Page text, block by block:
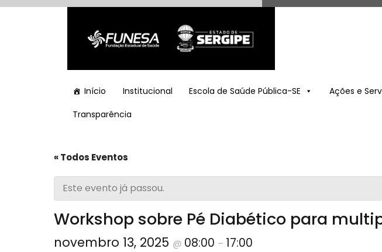
Início Institucional Escola de Saúde Pública-SE Ações e
Transparência
« Todos Eventos
Este evento já passou.
Workshop sobre Pé Diabético para
novembro 13, 2025 @ 08:00 – 17:00